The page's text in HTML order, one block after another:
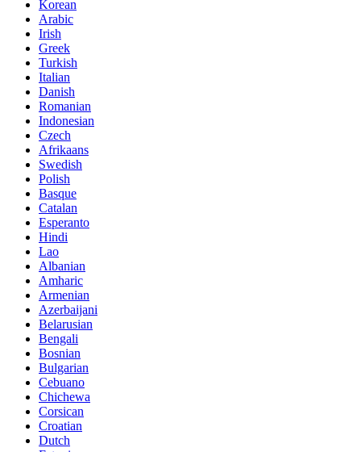
Korean
Arabic
Irish
Greek
Turkish
Italian
Danish
Romanian
Indonesian
Czech
Afrikaans
Swedish
Polish
Basque
Catalan
Esperanto
Hindi
Lao
Albanian
Amharic
Armenian
Azerbaijani
Belarusian
Bengali
Bosnian
Bulgarian
Cebuano
Chichewa
Corsican
Croatian
Dutch